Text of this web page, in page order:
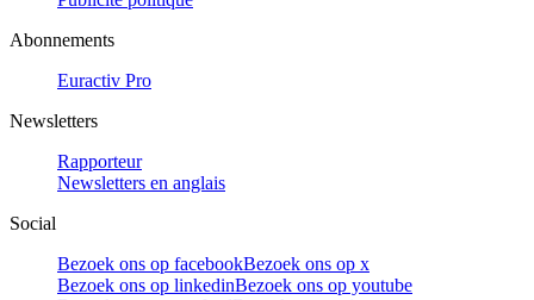
Abonnements
Euractiv Pro
Newsletters
Rapporteur
Newsletters en anglais
Social
Bezoek ons op facebookBezoek ons op x
Bezoek ons op linkedinBezoek ons op youtube